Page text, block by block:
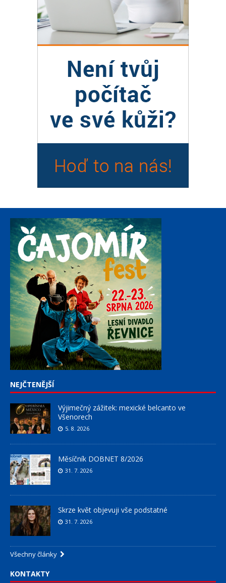
NEJČTENĚJŠÍ
Výjimečný zážitek: mexické belcanto ve
Všenorech
5. 8. 2026
Měsíčník DOBNET 8/2026
31. 7. 2026
Skrze květ objevuji vše podstatné
31. 7. 2026
Všechny články
KONTAKTY